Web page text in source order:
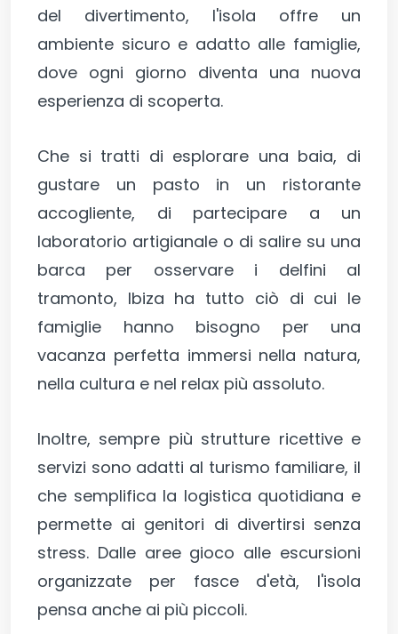
del divertimento, l'isola offre un
ambiente sicuro e adatto alle famiglie,
dove ogni giorno diventa una nuova
esperienza di scoperta.
Che si tratti di esplorare una baia, di
gustare un pasto in un ristorante
accogliente, di partecipare a un
laboratorio artigianale o di salire su una
barca per osservare i delfini al
tramonto, Ibiza ha tutto ciò di cui le
famiglie hanno bisogno per una
vacanza perfetta immersi nella natura,
nella cultura e nel relax più assoluto.
Inoltre, sempre più strutture ricettive e
servizi sono adatti al turismo familiare, il
che semplifica la logistica quotidiana e
permette ai genitori di divertirsi senza
stress. Dalle aree gioco alle escursioni
organizzate per fasce d'età, l'isola
pensa anche ai più piccoli.